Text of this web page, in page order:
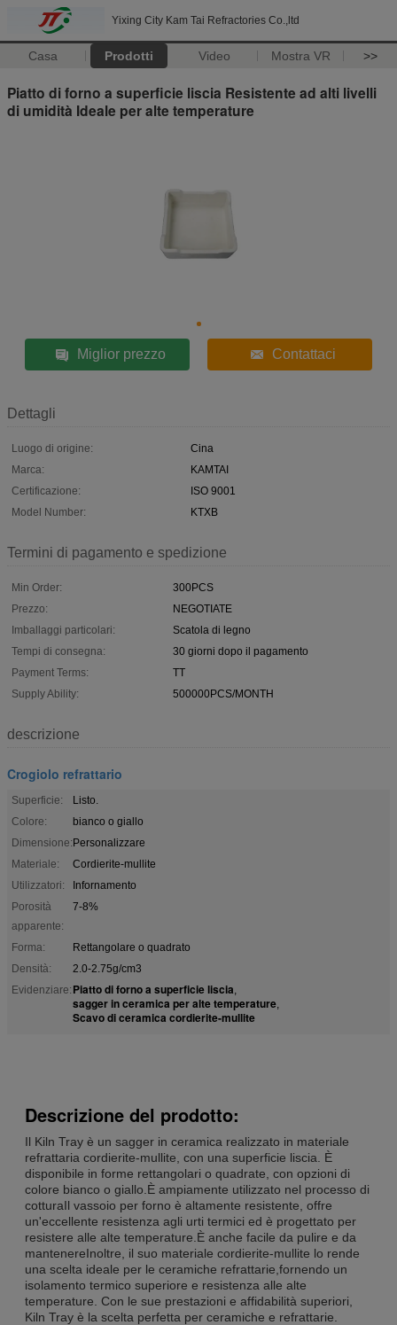
Yixing City Kam Tai Refractories Co.,ltd
Casa Prodotti Video Mostra VR >>
Piatto di forno a superficie liscia Resistente ad alti livelli
di umidità Ideale per alte temperature
Miglior prezzo Contattaci
Dettagli
Luogo di origine:
Cina
Marca:
KAMTAI
Certificazione:
ISO 9001
Model Number:
KTXB
Termini di pagamento e spedizione
Min Order:
300PCS
Prezzo:
NEGOTIATE
Imballaggi particolari:
Scatola di legno
Tempi di consegna:
30 giorni dopo il pagamento
Payment Terms:
TT
Supply Ability:
500000PCS/MONTH
descrizione
Crogiolo refrattario
Superficie:
Listo.
Colore:
bianco o giallo
Dimensione:Personalizzare
Materiale:
Cordierite-mullite
Utilizzatori:
Infornamento
Porosità
apparente:
7-8%
Forma:
Rettangolare o quadrato
Densità:
2.0-2.75g/cm3
Evidenziare: Piatto di forno a superficie liscia,
sagger in ceramica per alte temperature,
Scavo di ceramica cordierite-mullite
Descrizione del prodotto:
Il Kiln Tray è un sagger in ceramica realizzato in materiale
refrattaria cordierite-mullite, con una superficie liscia. È
disponibile in forme rettangolari o quadrate, con opzioni di
colore bianco o giallo.È ampiamente utilizzato nel processo di
cotturaIl vassoio per forno è altamente resistente, offre
un'eccellente resistenza agli urti termici ed è progettato per
resistere alle alte temperature.È anche facile da pulire e da
mantenereInoltre, il suo materiale cordierite-mullite lo rende
una scelta ideale per le ceramiche refrattarie,fornendo un
isolamento termico superiore e resistenza alle alte
temperature. Con le sue prestazioni e affidabilità superiori,
Kiln Tray è la scelta perfetta per ceramiche e refrattarie.